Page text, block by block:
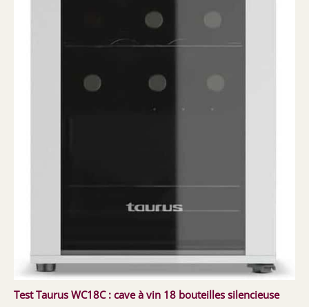
Test Taurus WC18C : cave à vin 18 bouteilles silencieuse